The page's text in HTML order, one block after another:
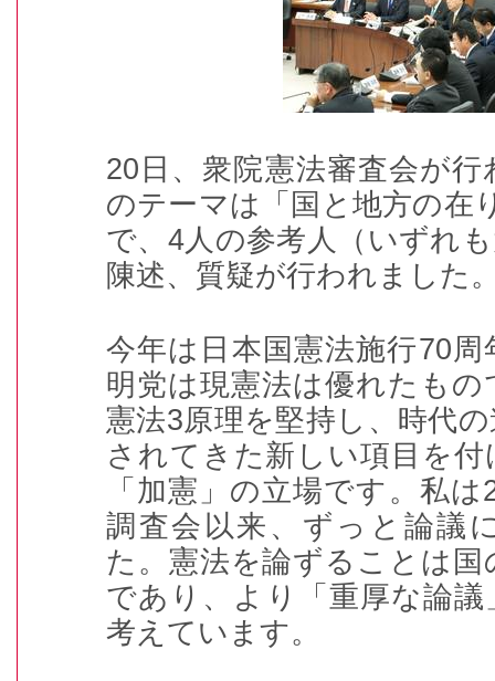
20日、衆院憲法審査会が
のテーマは「国と地方の在
で、4人の参考人（いずれ
陳述、質疑が行われました
今年は日本国憲法施行70
明党は現憲法は優れたも
憲法3原理を堅持し、時代
されてきた新しい項目を
「加憲」の立場です。私
調査会以来、ずっと論議
た。憲法を論ずることは
であり、より「重厚な論
考えています。